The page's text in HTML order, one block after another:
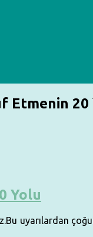
Etmenin 20
Yolu
uyarılardan